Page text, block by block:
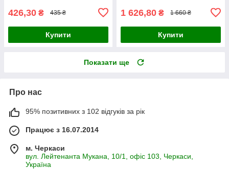
426,30 ₴ 435 ₴
Купити
1 626,80 ₴ 1 660 ₴
Купити
Показати ще
Про нас
95% позитивних з 102 відгуків за рік
Працює з 16.07.2014
м. Черкаси
вул. Лейтенанта Мукана, 10/1, офіс 103, Черкаси,
Україна